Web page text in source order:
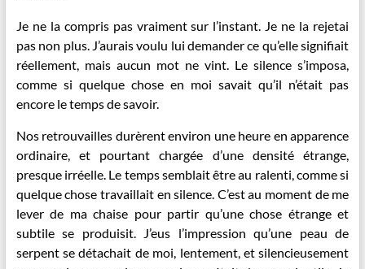
Je ne la compris pas vraiment sur l’instant. Je ne la rejetai
pas non plus. J’aurais voulu lui demander ce qu’elle signifiait
réellement, mais aucun mot ne vint. Le silence s’imposa,
comme si quelque chose en moi savait qu’il n’était pas
encore le temps de savoir.
Nos retrouvailles durèrent environ une heure en apparence
ordinaire, et pourtant chargée d’une densité étrange,
presque irréelle. Le temps semblait être au ralenti, comme si
quelque chose travaillait en silence. C’est au moment de me
lever de ma chaise pour partir qu’une chose étrange et
subtile se produisit. J’eus l’impression qu’une peau de
serpent se détachait de moi, lentement, et silencieusement